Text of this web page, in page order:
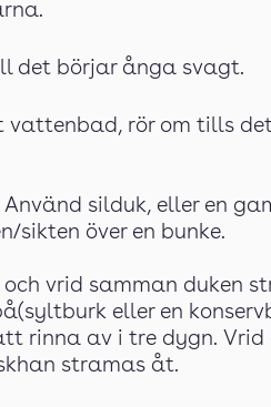
det börjar ånga svagt.
rör om tills
silduk, eller en
sikten över en bunke.
och vrid samman duken
eller en
rinna av i tre dygn.
stramas åt.